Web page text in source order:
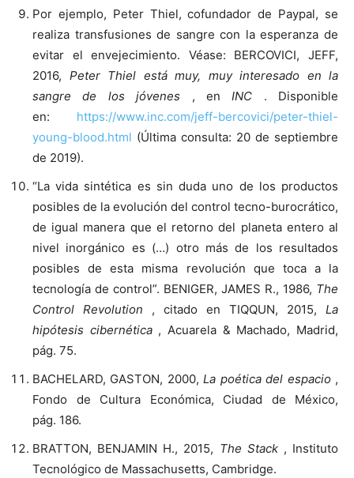
Por ejemplo, Peter Thiel, cofundador de Paypal, se
realiza transfusiones de sangre con la esperanza de
evitar el envejecimiento. Véase: BERCOVICI, JEFF,
2016, Peter Thiel está muy, muy interesado en la
sangre de los jóvenes , enINC . Disponible
en: https://www.inc.com/jeff-bercovici/peter-thiel-
young-blood.html (Última consulta: 20 de septiembre
de 2019).
“La vida sintética es sin duda uno de los productos
posibles de la evolución del control tecno-burocrático,
de igual manera que el retorno del planeta entero al
nivel inorgánico es (…) otro más de los resultados
posibles de esta misma revolución que toca a la
tecnología de control”. BENIGER, JAMES R., 1986, The
Control Revolution , citado en TIQQUN, 2015, La
hipótesis cibernética, Acuarela & Machado, Madrid,
pág. 75.
BACHELARD, GASTON, 2000,La poética del espacio,
Fondo de Cultura Económica, Ciudad de México,
pág. 186.
BRATTON, BENJAMIN H., 2015, The Stack, Instituto
Tecnológico de Massachusetts, Cambridge.